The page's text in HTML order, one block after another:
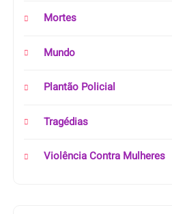
Mortes
Mundo
Plantão Policial
Tragédias
Violência Contra Mulheres